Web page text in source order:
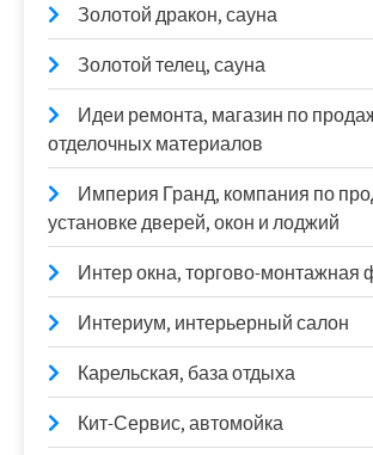
Золотой дракон, сауна
Золотой телец, сауна
Идеи ремонта, магазин по
отделочных материалов
Империя Гранд, компания по
установке дверей, окон и лоджий
Интер окна, торгово-монтажная
Интериум, интерьерный салон
Карельская, база отдыха
Кит-Сервис, автомойка